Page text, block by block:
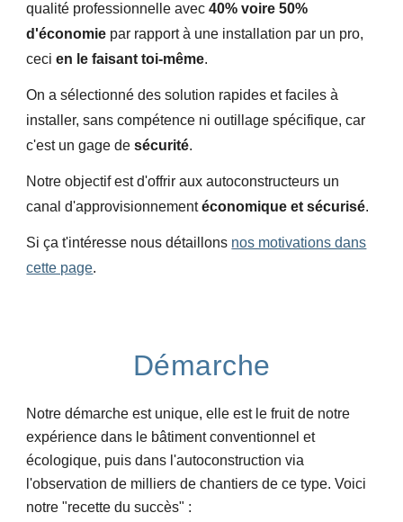
qualité professionnelle avec40% voire 50%
d'économie par rapport à une installation par un pro,
cecien le faisant toi-même.
On a sélectionné des solution rapides et faciles à
installer, sans compétence ni outillage spécifique, car
c'est un gage desécurité.
Notre objectif est d'offrir aux autoconstructeurs un
canal d'approvisionnementéconomique et sécurisé.
Si ça t'intéresse nous détaillons nos motivations dans
cette page.
Démarche
Notre démarche est unique, elle est le fruit de notre
expérience dans le bâtiment conventionnel et
écologique, puis dans l'autoconstruction via
l'observation de milliers de chantiers de ce type. Voici
notre "recette du succès" :